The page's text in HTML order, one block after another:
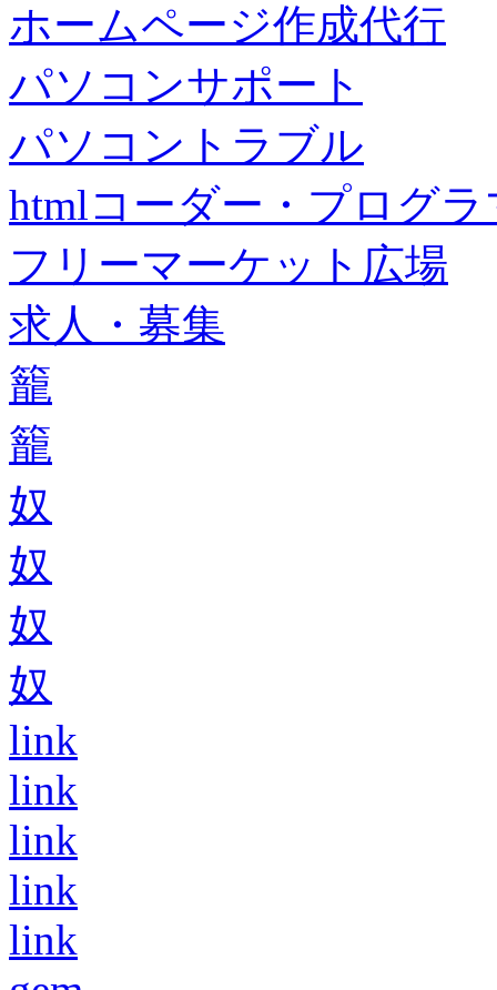
ホームページ作成代行
パソコンサポート
パソコントラブル
htmlコーダー・プログラ
フリーマーケット広場
求人・募集
籠
籠
奴
奴
奴
奴
link
link
link
link
link